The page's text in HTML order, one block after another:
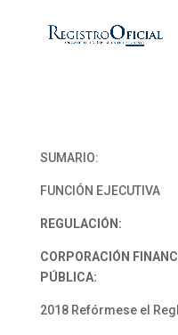
SUMARIO:
FUNCIÓN EJECUTIVA
REGULACIÓN:
CORPORACIÓN
PÚBLICA:
2018 Refórmese el